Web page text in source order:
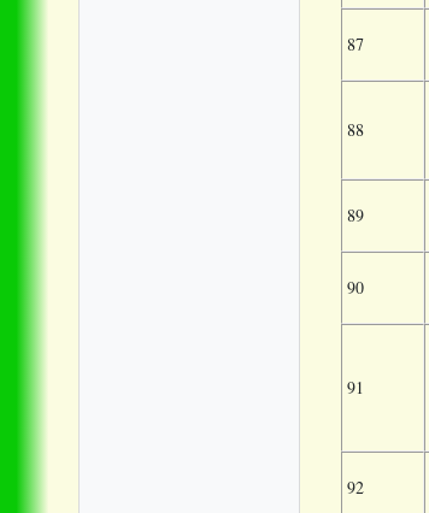
87
88
89
90
91
92